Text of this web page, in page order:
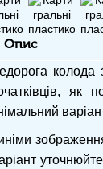
Опис
колода
як